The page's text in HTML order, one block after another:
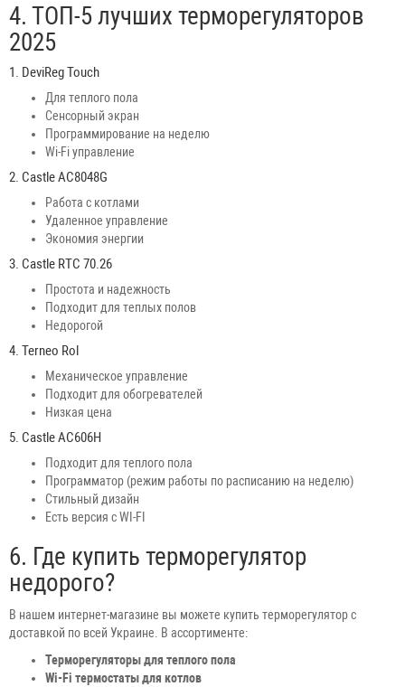
4. ТОП-5 лучших терморегуляторов
2025
1. DeviReg Touch
Для теплого пола
Сенсорный экран
Программирование на неделю
Wi-Fi управление
2. Castle AC8048G
Работа с котлами
Удаленное управление
Экономия энергии
3. Castle RTC 70.26
Простота и надежность
Подходит для теплых полов
Недорогой
4. Terneo Rol
Механическое управление
Подходит для обогревателей
Низкая цена
5. Castle AC606H
Подходит для теплого пола
Программатор (режим работы по расписанию на неделю)
Стильный дизайн
Есть версия с WI-FI
6. Где купить терморегулятор
недорого?
В нашем интернет-магазине вы можете купить терморегулятор с
доставкой по всей Украине. В ассортименте:
Терморегуляторы для теплого пола
Wi-Fi термостаты для котлов